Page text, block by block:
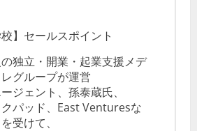
】セールスポイント
の独立・開業・起業支援メデ
グループが運営
ジェント、孫泰蔵氏、
クパッド、East Venturesな
受けて、